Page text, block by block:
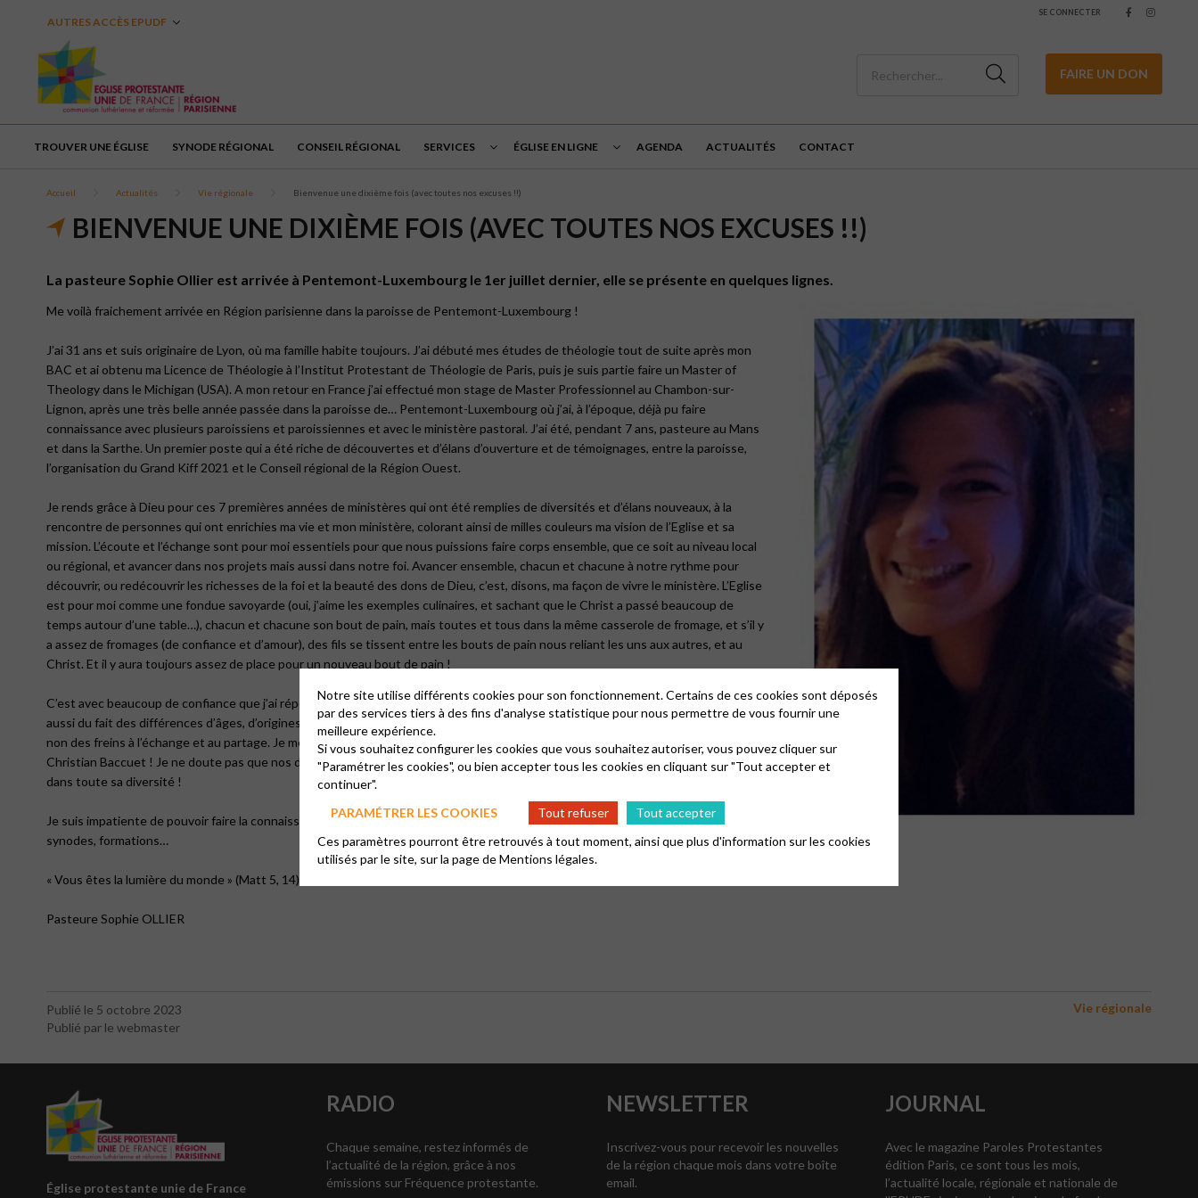
AUTRES ACCÈS EPUDF
SE CONNECTER
FAIRE UN DON
TROUVER UNE ÉGLISE SYNODE RÉGIONAL CONSEIL RÉGIONAL SERVICES ÉGLISE EN LIGNE AGENDA ACTUALITÉS CONTACT
Accueil Actualités Vie régionale Bienvenue une dixième fois (avec toutes nos excuses !!)
BIENVENUE UNE DIXIÈME FOIS (AVEC TOUTES NOS EXCUSES !!)
La pasteure Sophie Ollier est arrivée à Pentemont-Luxembourg le 1er juillet dernier, elle se présente en quelques lignes.
Me voilà fraichement arrivée en Région parisienne dans la paroisse de Pentemont-Luxembourg !
J’ai 31 ans et suis originaire de Lyon, où ma famille habite toujours. J’ai débuté mes études de théologie tout de suite après mon
BAC et ai obtenu ma Licence de Théologie à l’Institut Protestant de Théologie de Paris, puis je suis partie faire un Master of
Theology dans le Michigan (USA). A mon retour en France j’ai effectué mon stage de Master Professionnel au Chambon-sur-
Lignon, après une très belle année passée dans la paroisse de… Pentemont-Luxembourg où j’ai, à l’époque, déjà pu faire
connaissance avec plusieurs paroissiens et paroissiennes et avec le ministère pastoral. J’ai été, pendant 7 ans, pasteure au Mans
et dans la Sarthe. Un premier poste qui a été riche de découvertes et d’élans d’ouverture et de témoignages, entre la paroisse,
l’organisation du Grand Kiff 2021 et le Conseil régional de la Région Ouest.
Je rends grâce à Dieu pour ces 7 premières années de ministères qui ont été remplies de diversités et d’élans nouveaux, à la
rencontre de personnes qui ont enrichies ma vie et mon ministère, colorant ainsi de milles couleurs ma vision de l’Eglise et sa
mission. L’écoute et l’échange sont pour moi essentiels pour que nous puissions faire corps ensemble, que ce soit au niveau local
ou régional, et avancer dans nos projets mais aussi dans notre foi. Avancer ensemble, chacun et chacune à notre rythme pour
découvrir, ou redécouvrir les richesses de la foi et la beauté des dons de Dieu, c’est, disons, ma façon de vivre le ministère. L’Eglise
est pour moi comme une fondue savoyarde (oui, j’aime les exemples culinaires, et sachant que le Christ a passé beaucoup de
temps autour d’une table…), chacun et chacune son bout de pain, mais toutes et tous dans la même casserole de fromage, et s’il y
a assez de fromages (de confiance et d’amour), des fils se tissent entre les bouts de pain nous reliant les uns aux autres, et au
Christ. Et il y aura toujours assez de place pour un nouveau bout de pain !
C’est avec beaucoup de confiance que j’ai répondu à cet appel, auprès d’une paroisse riche de vie et de dynamisme. Une confiance
aussi du fait des différences d’âges, d’origines ou des courants théologiques qui sont une grande richesse pour notre Eglise et
non des freins à l’échange et au partage. Je me réjouis également de travailler quotidiennement avec un collègue, qui plus est
Christian Baccuet ! Je ne doute pas que nos différences et nos similitudes nous fassent grandir et accompagnent cette Eglise
dans toute sa diversité !
Je suis impatiente de pouvoir faire la connaissance de chacun et chacune de vous lors des divers temps régionaux de pastorales,
synodes, formations…
« Vous êtes la lumière du monde » (Matt 5, 14) nous dit le Christ, brillons ensemble !!
Pasteure Sophie OLLIER
Publié le 5 octobre 2023
Publié par le webmaster
Vie régionale
Église protestante unie de France
RADIO
Chaque semaine, restez informés de
l’actualité de la région, grâce à nos
émissions sur Fréquence protestante.
NEWSLETTER
Inscrivez-vous pour recevoir les nouvelles
de la région chaque mois dans votre boîte
email.
JOURNAL
Avec le magazine Paroles Protestantes
édition Paris, ce sont tous les mois,
l’actualité locale, régionale et nationale de
Notre site utilise différents cookies pour son fonctionnement. Certains de ces cookies sont déposés
par des services tiers à des fins d'analyse statistique pour nous permettre de vous fournir une
meilleure expérience.
Si vous souhaitez configurer les cookies que vous souhaitez autoriser, vous pouvez cliquer sur
"Paramétrer les cookies", ou bien accepter tous les cookies en cliquant sur "Tout accepter et
continuer".
PARAMÉTRER LES COOKIES
Tout refuser
Tout accepter
Ces paramètres pourront être retrouvés à tout moment, ainsi que plus d'information sur les cookies
utilisés par le site, sur la page deMentions légales.